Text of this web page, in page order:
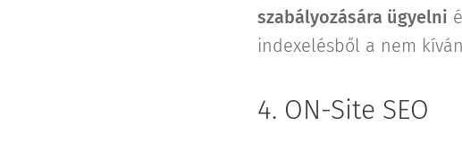
szabályozására ügyelni
indexelésből a nem
4. ON-Site SEO